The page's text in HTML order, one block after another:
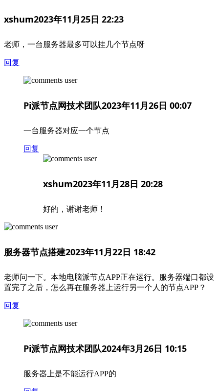
xshum2023年11月25日 22:23
老师，一台服务器最多可以挂几个节点呀
回复
Pi派节点网技术团队2023年11月26日 00:07
一台服务器对应一个节点
回复
xshum2023年11月28日 20:28
好的，谢谢老师！
服务器节点搭建2023年11月22日 18:42
老师问一下。本地电脑派节点APP正在运行。服务器端口都设
置完了之后，怎么再在服务器上运行另一个人的节点APP？
回复
Pi派节点网技术团队2024年3月26日 10:15
服务器上是不能运行APP的